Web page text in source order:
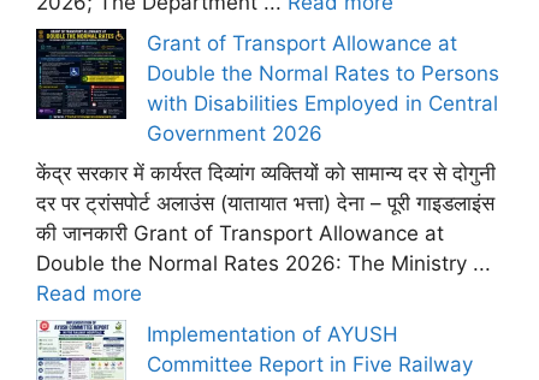
Grant of Transport Allowance at
Double the Normal Rates to Persons
with Disabilities Employed in Central
Government 2026
केंद्र सरकार में कार्यरत दिव्यांग व्यक्तियों को सामान्य दर से दोगुनी
दर पर ट्रांसपोर्ट अलाउंस (यातायात भत्ता) देना – पूरी गाइडलाइंस
की जानकारी Grant of Transport Allowance at
Double the Normal Rates 2026: The Ministry ...
Read more
Implementation of AYUSH
Committee Report in Five Railway